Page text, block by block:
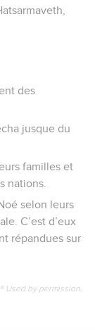
des
jusque du
familles et
nations.
selon leurs
C’est d’eux
répandues sur
Used by permission.